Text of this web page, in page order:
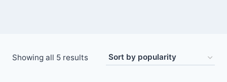
Showing all 5 resultsSorted